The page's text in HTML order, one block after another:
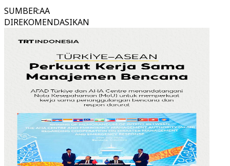
SUMBER:AA
DIREKOMENDASIKAN